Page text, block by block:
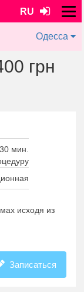
RU
Одесса
грн
30 мин.
исходя из
Записаться